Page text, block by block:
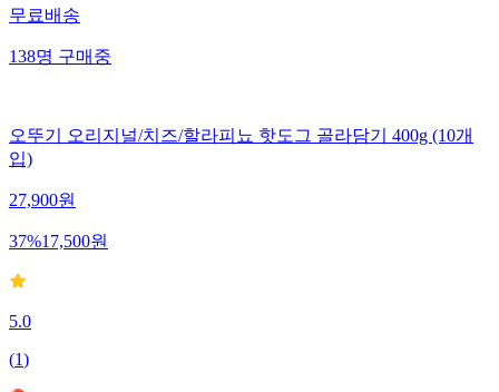
무료배송
138명 구매중
오뚜기 오리지널/치즈/할라피뇨 핫도그 골라담기 400g (10개
입)
27,900원
37%17,500원
5.0
(1)